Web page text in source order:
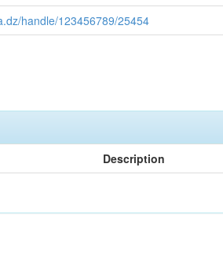
handle/123456789/25454
Description